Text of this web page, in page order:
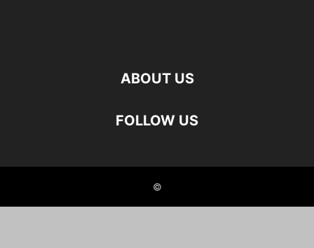
ABOUT US
FOLLOW US
©